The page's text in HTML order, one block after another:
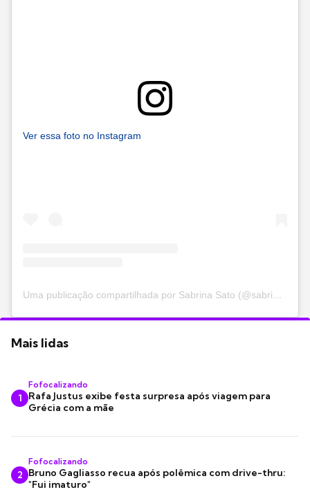
Ver essa foto no Instagram
Uma publicação compartilhada por Sabrina Sato (@sabrinasato)
Mais lidas
1
Fofocalizando
Rafa Justus exibe festa surpresa após viagem para
Grécia com a mãe
2
Fofocalizando
Bruno Gagliasso recua após polêmica com drive-thru:
"Fui imaturo"